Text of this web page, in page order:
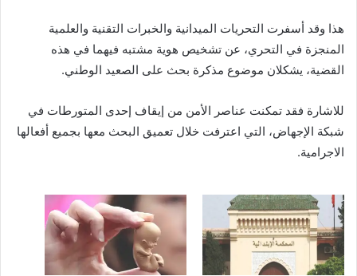
هذا وقد أسفرت التحريات الميدانية والخبرات التقنية والعلمية
المنجزة في التحري، عن تشخيص هوية مشتبه فيهما في هذه
القضية، يشكلان موضوع مذكرة بحث على الصعيد الوطني.
للاشارة فقد تمكنت عناصر الأمن من إيقاف إحدى المتورطات في
شبكة الإجهاض، التي اعترفت خلال تعميق البحث معها بجميع أفعالها
الاجرامية.